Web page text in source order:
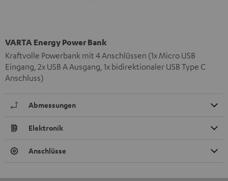
VARTA Energy Power Bank
Kraftvolle Powerbank mit 4 Anschlüssen (1x Micro USB
Eingang, 2x USB A Ausgang, 1x bidirektionaler USB Type C
Anschluss)
Abmessungen
Elektronik
Anschlüsse